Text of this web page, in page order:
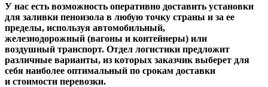
У нас есть возможность оперативно доставить установки
для заливки пеноизола в любую точку страны и за ее
пределы, используя автомобильный,
железнодорожный (вагоны и контейнеры) или
воздушный транспорт. Отдел логистики предложит
различные варианты, из которых заказчик выберет для
себя наиболее оптимальный по срокам доставки
и стоимости перевозки.